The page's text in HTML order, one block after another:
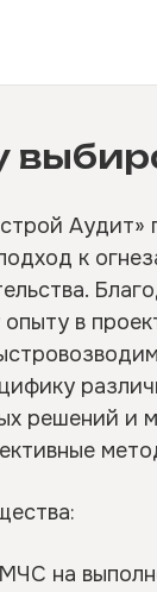
Аудит»
к
в
решений и
на